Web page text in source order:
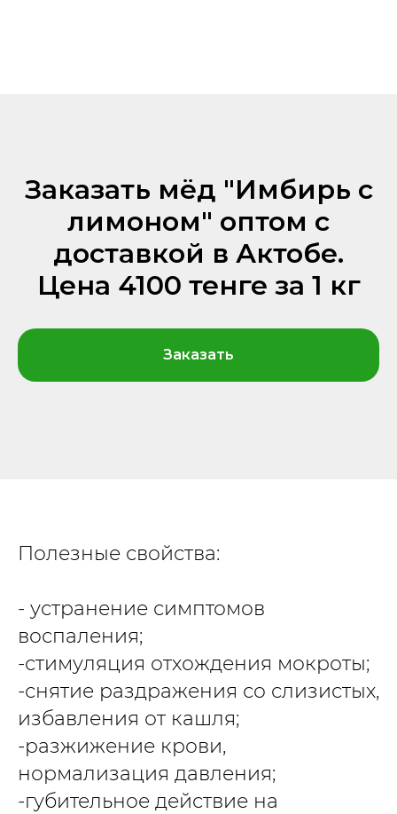
Заказать мёд "Имбирь с
лимоном" оптом с
доставкой в Актобе.
Цена 4100 тенге за 1 кг
Заказать
Полезные свойства:
- устранение симптомов
воспаления;
-стимуляция отхождения мокроты;
-снятие раздражения со слизистых,
избавления от кашля;
-разжижение крови,
нормализация давления;
-губительное действие на